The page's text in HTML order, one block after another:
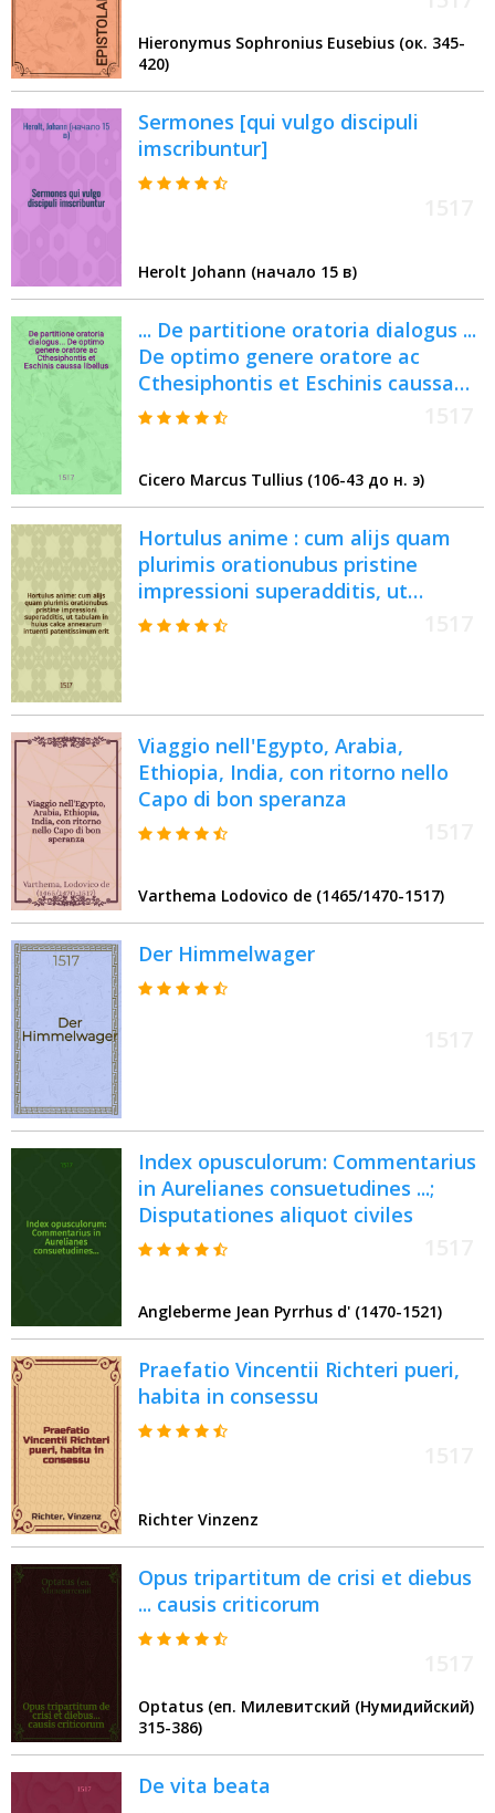
Hieronymus Sophronius Eusebius (ок. 345-
420)
Sermones [qui vulgo discipuli
imscribuntur]
Herolt Johann (начало 15 в)
... De partitione oratoria dialogus ...
De optimo genere oratore ac
Cthesiphontis et Eschinis caussa
libellus
Cicero Marcus Tullius (106-43 до н. э)
Hortulus anime : cum alijs quam
plurimis orationubus pristine
impressioni superadditis, ut
tabulam in huius calce annexarum
Viaggio nell'Egypto, Arabia,
Ethiopia, India, con ritorno nello
Capo di bon speranza
Varthema Lodovico de (1465/1470-1517)
Der Himmelwager
Index opusculorum: Commentarius
in Aurelianes consuetudines ...;
Disputationes aliquot civiles
Angleberme Jean Pyrrhus d' (1470-1521)
Praefatio Vincentii Richteri pueri,
habita in consessu
Richter Vinzenz
Opus tripartitum de crisi et diebus
... causis criticorum
Optatus (еп. Милевитский (Нумидийский)
315-386)
De vita beata